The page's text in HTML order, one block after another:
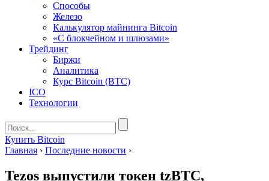
Способы
Железо
Калькулятор майнинга Bitcoin
«С блокчейном и шлюзами»
Трейдинг
Биржи
Аналитика
Курс Bitcoin (BTC)
ICO
Технологии
Купить Bitcoin
Главная › Последние новости ›
Tezos выпустили токен tzBTC,